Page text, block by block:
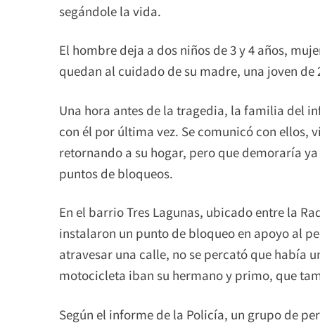
segándole la vida.
El hombre deja a dos niños de 3 y 4 años,
quedan al cuidado de su madre, una joven de
Una hora antes de la tragedia, la familia del
con él por última vez. Se comunicó con ellos,
retornando a su hogar, pero que demoraría
puntos de bloqueos.
En el barrio Tres Lagunas, ubicado entre la
instalaron un punto de bloqueo en apoyo al
atravesar una calle, no se percató que había
motocicleta iban su hermano y primo, que
Según el informe de la Policía, un grupo de